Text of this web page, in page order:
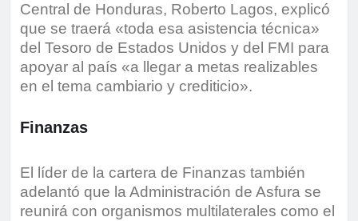
Central de Honduras, Roberto Lagos, explicó
que se traerá «toda esa asistencia técnica»
del Tesoro de Estados Unidos y del FMI para
apoyar al país «a llegar a metas realizables
en el tema cambiario y crediticio».
Finanzas
El líder de la cartera de Finanzas también
adelantó que la Administración de Asfura se
reunirá con organismos multilaterales como el